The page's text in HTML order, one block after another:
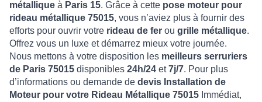
métallique à Paris 15. Grâce à cette pose moteur pour
rideau métallique 75015, vous n’aviez plus à fournir des
efforts pour ouvrir votre rideau de fer ou grille métallique.
Offrez vous un luxe et démarrez mieux votre journée.
Nous mettons à votre disposition les meilleurs serruriers
de Paris 75015 disponibles 24h/24 et7j/7. Pour plus
d’informations ou demande de devis Installation de
Moteur pour votre Rideau Métallique 75015 Immédiat,